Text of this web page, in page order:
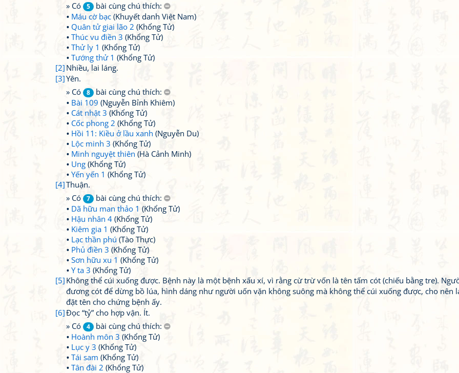
» Có
5
bài cùng chú thích:
Máu cờ bạc (Khuyết danh Việt Nam)
Quân tử giai lão 2 (Khổng Tử)
Thúc vu điền 3 (Khổng Tử)
Thử ly 1 (Khổng Tử)
Tướng thử 1 (Khổng Tử)
[2] Nhiều, lai láng.
[3]Yên.
» Có
8
bài cùng chú thích:
Bài 109 (Nguyễn Bỉnh Khiêm)
Cát nhật 3 (Khổng Tử)
Cốc phong 2 (Khổng Tử)
Hồi 11: Kiều ở lầu xanh (Nguyễn Du)
Lộc minh 3 (Khổng Tử)
Minh nguyệt thiên (Hà Cảnh Minh)
Ung (Khổng Tử)
Yến yến 1 (Khổng Tử)
[4]Thuận.
» Có
7
bài cùng chú thích:
Dã hữu man thảo 1 (Khổng Tử)
Hậu nhân 4 (Khổng Tử)
Kiêm gia 1 (Khổng Tử)
Lạc thần phú (Tào Thực)
Phủ điền 3 (Khổng Tử)
Sơn hữu xu 1 (Khổng Tử)
Y ta 3 (Khổng Tử)
[5] Không thể cúi xuống được. Bệnh này là một bệnh xấu xí, vì rằng cừ trừ vốn là tên tấm cót (chiếu bằng tre).
đương cót để dừng bồ lúa, hình dáng như người uốn vặn không suông mà không thể cúi xuống được, cho nên
đặt tên cho chứng bệnh ấy.
[6]Đọc “tỷ” cho hợp vận. Ít.
» Có
4
bài cùng chú thích:
Hoành môn 3 (Khổng Tử)
Lục y 3 (Khổng Tử)
Tái sam (Khổng Tử)
Tân đài 2 (Khổng Tử)